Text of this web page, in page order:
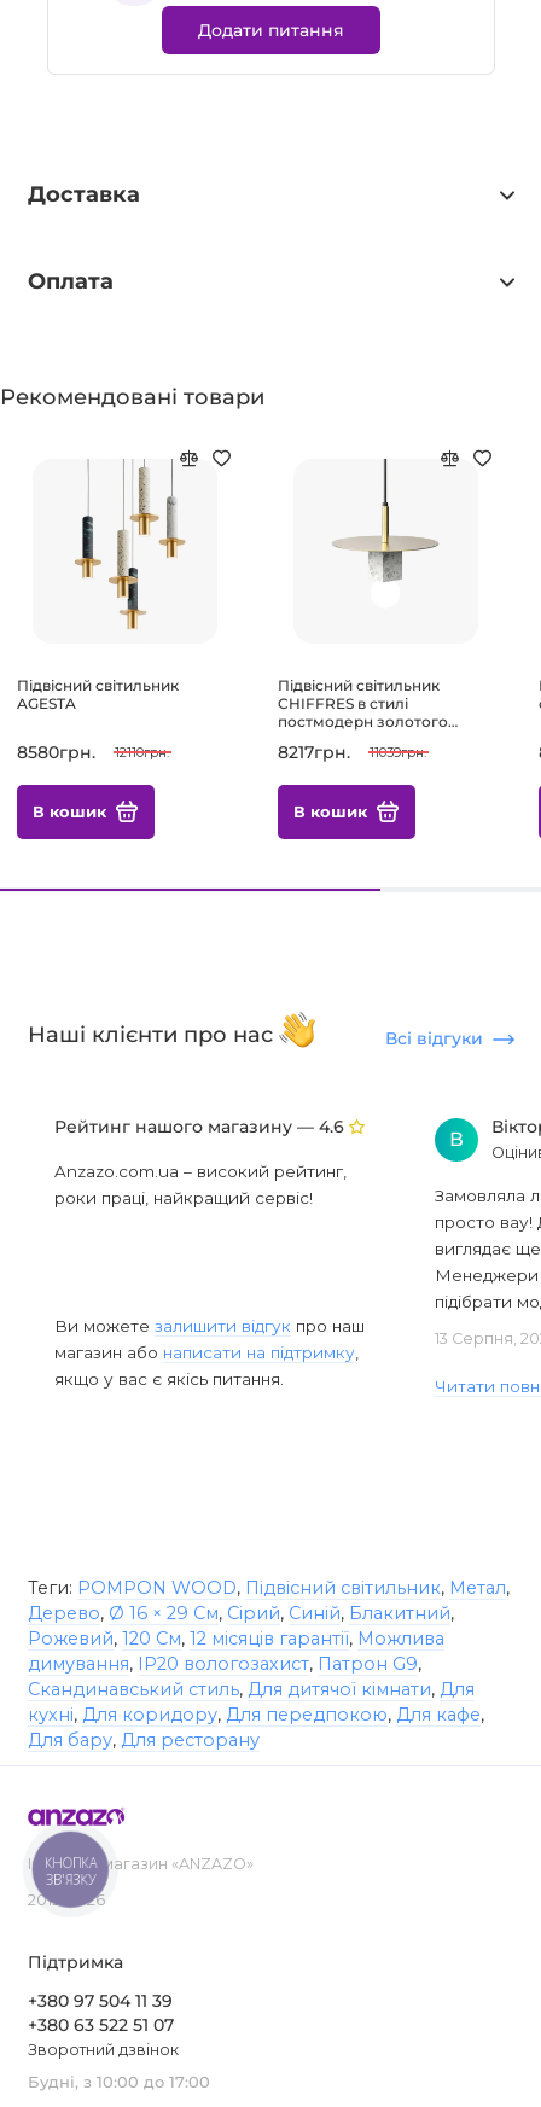
Додати питання
Доставка
Оплата
Рекомендовані товари
Підвісний світильник
AGESTA
8580грн. 12110грн.
В кошик
Підвісний світильник
CHIFFRES в стилі
постмодерн золотого
світла.
8217грн. 11039грн.
В кошик
Наші клієнти про нас Всі відгуки
Рейтинг нашого магазину — 4.6
Anzazo.com.ua – високий рейтинг,
роки праці, найкращий сервіс!
Ви можете залишити відгук про наш
магазин або написати на підтримку
якщо у вас є якісь питання.
В
Замовляла
просто вау!
виглядає
Менеджери
підібрати
13 Серпня,
Читати
Теги: POMPON WOOD, Підвісний світильник, Метал,
Дерево, Ø 16 × 29 См, Сірий, Синій, Блакитний,
Рожевий, 120 См, 12 місяців гарантії, Можлива
димування, IP20 вологозахист, Патрон G9,
Скандинавський стиль, Для дитячої кімнати, Для
кухні, Для коридору, Для передпокою, Для кафе,
Для бару, Для ресторану
Інтернет-магазин «ANZAZO»
2019-2026
Підтримка
+380 97 504 11 39
+380 63 522 51 07
Зворотний дзвінок
Будні, з 10:00 до 17:00
КНОПКА
ЗВ'ЯЗКУ